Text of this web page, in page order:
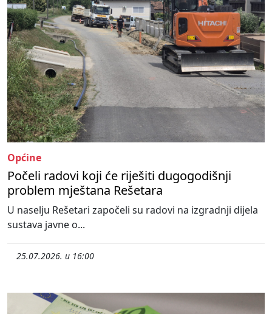
Općine
Počeli radovi koji će riješiti dugogodišnji
problem mještana Rešetara
U naselju Rešetari započeli su radovi na izgradnji dijela
sustava javne o...
25.07.2026. u 16:00